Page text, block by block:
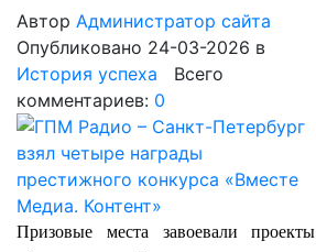
Автор Администратор сайта
Опубликовано 24-03-2026 в
История успеха Всего
комментариев: 0
Призовые места завоевали проекты